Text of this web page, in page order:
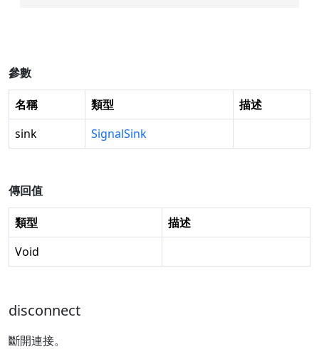
參數
名稱 類型
描述
sink
SignalSink
傳回值
類型
描述
Void
disconnect
斷開連接。